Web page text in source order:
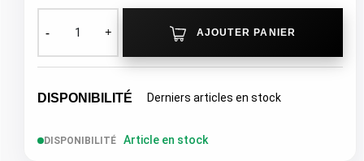
AJOUTER PANIER
DISPONIBILITÉ Derniers articles en stock
DISPONIBILITÉ Article en stock